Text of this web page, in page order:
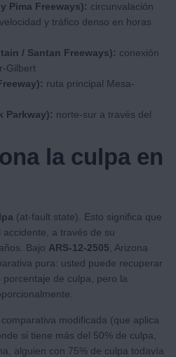
Pima Freeways): circunvalación
y tráfico denso en horas
/ Santan Freeways): conexión
Gilbert
ruta principal Mesa-
Parkway): norte-sur a través del
la culpa en
(at-fault state). Esto significa que
a través de su
Bajo ARS-12-2505 , Arizona
pura: usted puede recuperar
de culpa, pero la
modificada (que aplica
si tiene más del 50% de culpa,
alguien con 75% de culpa todavía